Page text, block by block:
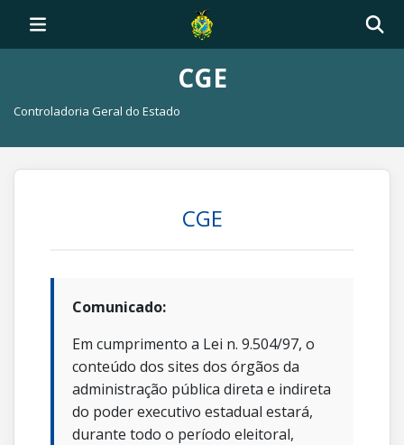
CGE
Controladoria Geral do Estado
CGE
Comunicado:
Em cumprimento a Lei n. 9.504/97, o
conteúdo dos sites dos órgãos da
administração pública direta e indireta
do poder executivo estadual estará,
durante todo o período eleitoral,